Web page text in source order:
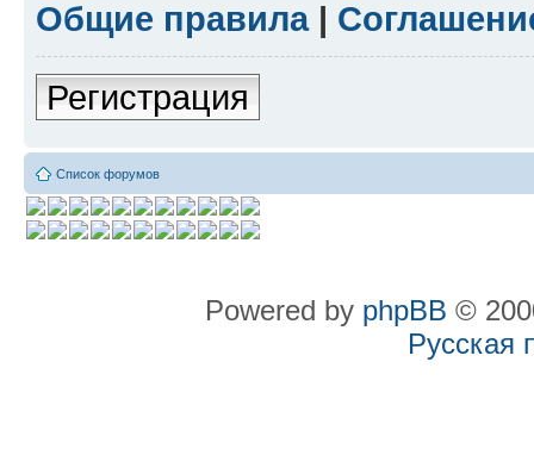
Общие правила|
Регистрация
Список форумов
Powered by phpBB ©
Русская